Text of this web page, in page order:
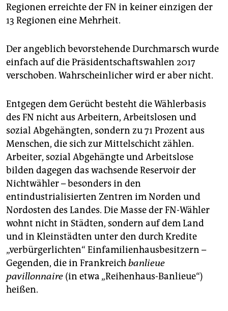
Regionen erreichte der FN in keiner einzigen der
13 Regionen eine Mehrheit.
Der angeblich bevorstehende Durchmarsch wurde
einfach auf die Präsidentschaftswahlen 2017
verschoben. Wahrscheinlicher wird er aber nicht.
Entgegen dem Gerücht besteht die Wählerbasis
des FN nicht aus Arbeitern, Arbeitslosen und
sozial Abgehängten, sondern zu 71 Prozent aus
Menschen, die sich zur Mittelschicht zählen.
Arbeiter, sozial Abgehängte und Arbeitslose
bilden dagegen das wachsende Reservoir der
Nichtwähler – besonders in den
entindustrialisierten Zentren im Norden und
Nordosten des Landes. Die Masse der FN-Wähler
wohnt nicht in Städten, sondern auf dem Land
und in Kleinstädten unter den durch Kredite
„verbürgerlichten“ Einfamilienhausbesitzern –
Gegenden, die in Frankreichbanlieue
pavillonnaire (in etwa „Reihenhaus-Ban­lieue“)
heißen.